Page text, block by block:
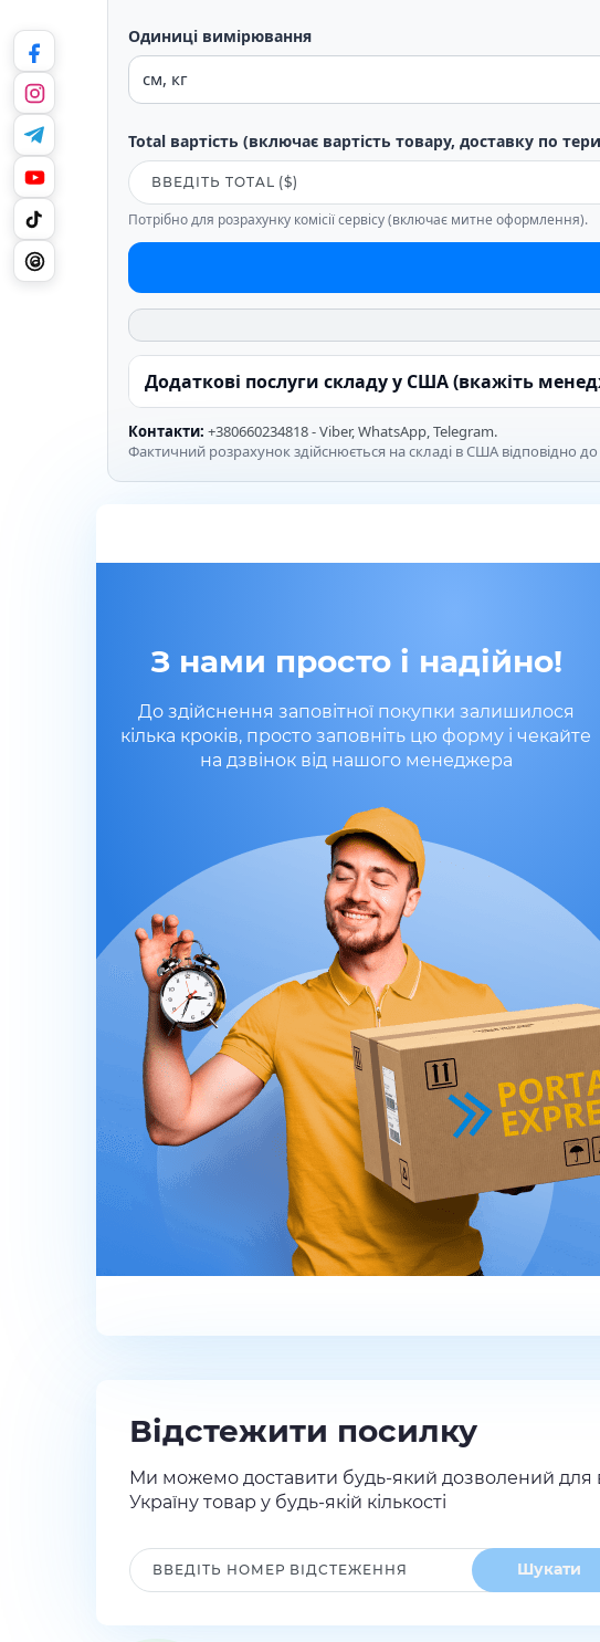
Одиниці вимірювання
Total вартість (включає вартість товару, доставку по
Потрібно для розрахунку комісії сервісу (включає митне оформлення).
Додаткові послуги складу у США (вкажіть
Контакти: +380660234818 - Viber, WhatsApp, Telegram.
Фактичний розрахунок здійснюється на складі в США відповідно
З нами просто і надійно!
До здійснення заповітної покупки залишилося
кілька кроків, просто заповніть цю форму і чекайте
на дзвінок від нашого менеджера
Відстежити посилку
Ми можемо доставити будь-який дозволений для
Україну товар у будь-якій кількості
Шукати